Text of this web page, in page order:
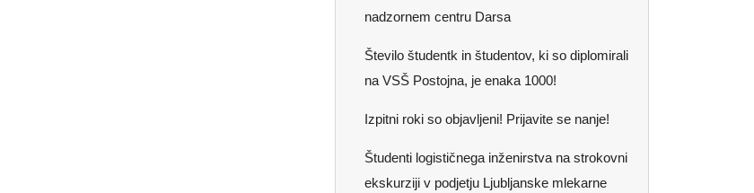
nadzornem centru Darsa
Število študentk in študentov, ki so diplomirali
na VSŠ Postojna, je enaka 1000!
Izpitni roki so objavljeni! Prijavite se nanje!
Študenti logističnega inženirstva na strokovni
ekskurziji v podjetju Ljubljanske mlekarne